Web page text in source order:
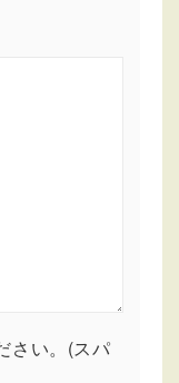
さい。(スパ